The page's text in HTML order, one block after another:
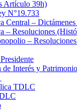
Artículo 39h)
N°19.733
Central –
– Resoluciones
–
de Interés y Patrimonio
TDLC